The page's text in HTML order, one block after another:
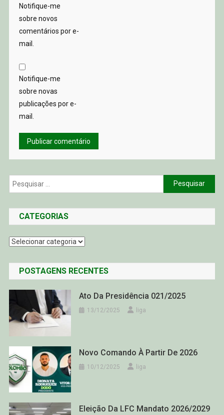
Notifique-me
sobre novos
comentários por e-
mail.
Notifique-me
sobre novas
publicações por e-
mail.
Pesquisar
por:
CATEGORIAS
Categorias
POSTAGENS RECENTES
Ato Da Presidência 021/2025
13/12/2025 liga
Novo Comando À Partir De 2026
10/12/2025 liga
Eleição Da LFC Mandato 2026/2029